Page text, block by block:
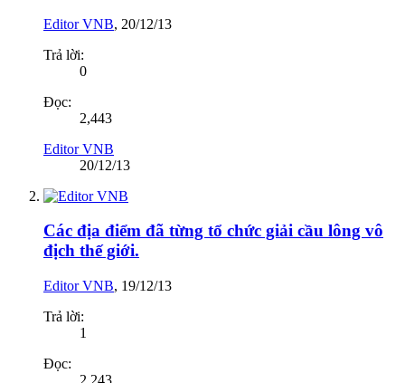
Editor VNB, 20/12/13
Trả lời:
0
Đọc:
2,443
Editor VNB
20/12/13
Các địa điểm đã từng tổ chức giải cầu lông vô
địch thế giới.
Editor VNB, 19/12/13
Trả lời:
1
Đọc: